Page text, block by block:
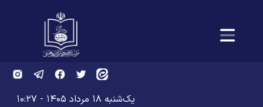
یک‌شنبه ۱۸ مرداد ۱۴۰۵ - ۱۰:۲۷